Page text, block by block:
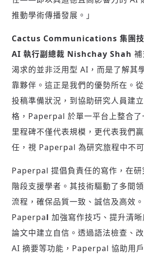
登入或註冊
歡迎您加入《旭時報》
掌握國際政經脈動
參與下一波全球科技革命
輸入 Email 驗證碼
請輸入發送到的驗證碼
驗證
推動學術傳播發展。」
Cactus Communications 集團技
AI 執行副總裁 Nishchay Shah
渴求的並非泛用型 AI，而是了解其
靠夥伴。這正是我們的優勢所在。
投稿準備狀況，到協助研究人員建
格，Paperpal 於單一平台上整合了
里程碑不僅代表規模，更代表我們
任，視 Paperpal 為研究旅程中不可
Paperpal 提倡負責任的寫作，在研
階段支援學者。其技術驅動了多間
流程，確保品質一致、誠信及高效
Paperpal 加強寫作技巧、提升清
論文中建立自信。透過語法檢查、
AI 摘要等功能，Paperpal 協助用